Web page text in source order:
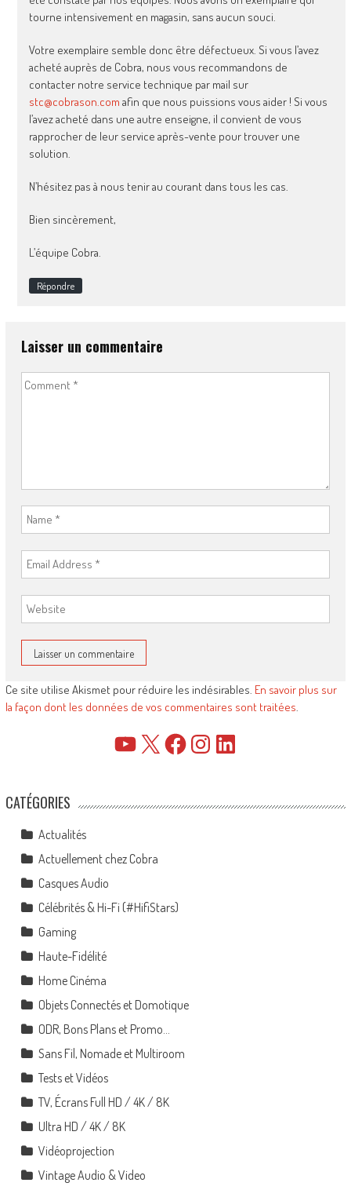
tourne intensivement en magasin, sans aucun souci.
Votre exemplaire semble donc être défectueux. Si vous l’avez
acheté auprès de Cobra, nous vous recommandons de
contacter notre service technique par mail sur
stc@cobrason.com afin que nous puissions vous aider ! Si vous
l’avez acheté dans une autre enseigne, il convient de vous
rapprocher de leur service après-vente pour trouver une
solution.
N’hésitez pas à nous tenir au courant dans tous les cas.
Bien sincèrement,
L’équipe Cobra.
Répondre
Laisser un commentaire
Ce site utilise Akismet pour réduire les indésirables. En savoir plus sur
la façon dont les données de vos commentaires sont traitées
YouTube FacebookInstagramLinkedIn
CATÉGORIES
Actualités
Actuellement chez Cobra
Casques Audio
Célébrités & Hi-Fi (#HifiStars)
Gaming
Haute-Fidélité
Home Cinéma
Objets Connectés et Domotique
ODR, Bons Plans et Promo…
Sans Fil, Nomade et Multiroom
Tests et Vidéos
TV, Écrans Full HD / 4K / 8K
Ultra HD / 4K / 8K
Vidéoprojection
Vintage Audio & Video